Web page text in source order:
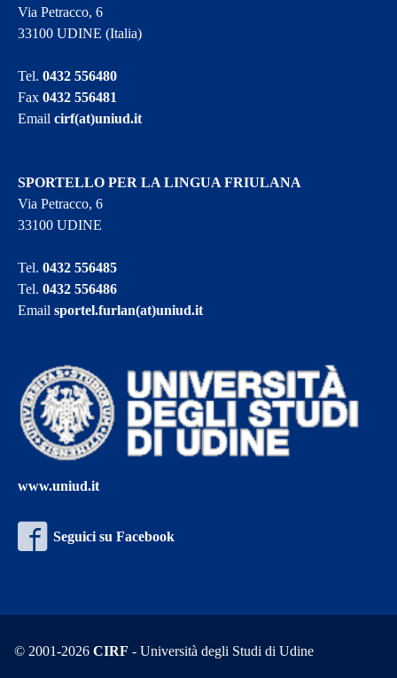
Via Petracco, 6
33100 UDINE (Italia)
Tel.0432 556480
Fax0432 556481
Emailcirf(at)uniud.it
SPORTELLO PER LA LINGUA FRIULANA
Via Petracco, 6
33100 UDINE
Tel.0432 556485
Tel.0432 556486
Emailsportel.furlan(at)uniud.it
www.uniud.it
Seguici su Facebook
© 2001-2026 CIRF - Università degli Studi di Udine